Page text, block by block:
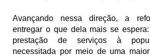
Avançando nessa direção, a
entregar o que dela mais se
prestação de serviços à
necessitada por meio de uma